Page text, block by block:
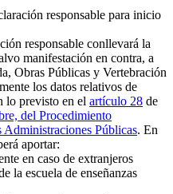
responsable para inicio
responsable conllevará la
manifestación en contra, a
Obras Públicas y Vertebración
los datos relativos de
lo previsto en el artículo 28 de
del Procedimiento
Públicas. En
aportar:
en caso de extranjeros
la escuela de enseñanzas